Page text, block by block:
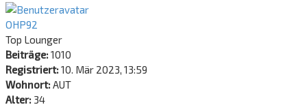
oben
OHP92
Top Lounger
Beiträge:1010
Registriert:10. Mär 2023, 13:59
Wohnort:AUT
Alter: 34